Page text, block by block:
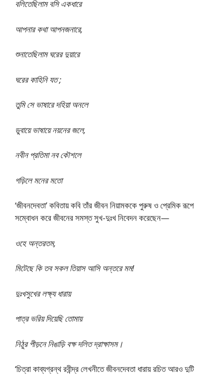
বলিতেছিলাম বসি একধারে
আপনার কথা আপনজনারে,
শুনাতেছিলাম ঘরের দুয়ারে
ঘরের কাহিনি যত ;
তুমি সে ভাষারে দহিয়া অনলে
ডুবায়ে ভাষায়ে নয়নের জলে,
নবীন প্রতিমা নব কৌশলে
গড়িলে মনের মতো
‘জীবনদেবতা’ কবিতায় কবি তাঁর জীবন নিয়ামককে পুরুষ ও প্রেমিক রূপে
সম্বোধন করে জীবনের সমস্ত সুখ-দুঃখ নিবেদন করেছেন—
ওহে অন্তরতম,
মিটেছে কি তব সকল তিয়াস আসি অন্তরে মম!
দুঃখসুখের লক্ষ্য ধারায়
পাত্র ভরিয় দিয়েছি তোমায়
নিঠুর পীড়নে নিঙাড়ি বক্ষ দলিত দ্রাক্ষাসম।
‘চিত্রা কাব্যগ্রন্থ রবীন্দ্র লেখনীতে জীবনদেবতা ধারায় রচিত আরও দুটি